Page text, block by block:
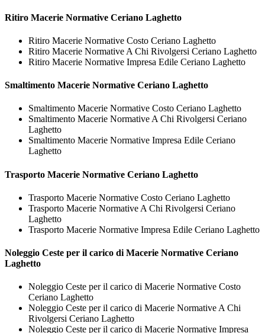
Ritiro Macerie Normative Ceriano Laghetto
Ritiro Macerie Normative Costo Ceriano Laghetto
Ritiro Macerie Normative A Chi Rivolgersi Ceriano Laghetto
Ritiro Macerie Normative Impresa Edile Ceriano Laghetto
Smaltimento Macerie Normative Ceriano Laghetto
Smaltimento Macerie Normative Costo Ceriano Laghetto
Smaltimento Macerie Normative A Chi Rivolgersi Ceriano
Laghetto
Smaltimento Macerie Normative Impresa Edile Ceriano
Laghetto
Trasporto Macerie Normative Ceriano Laghetto
Trasporto Macerie Normative Costo Ceriano Laghetto
Trasporto Macerie Normative A Chi Rivolgersi Ceriano
Laghetto
Trasporto Macerie Normative Impresa Edile Ceriano Laghetto
Noleggio Ceste per il carico di Macerie Normative Ceriano
Laghetto
Noleggio Ceste per il carico di Macerie Normative Costo
Ceriano Laghetto
Noleggio Ceste per il carico di Macerie Normative A Chi
Rivolgersi Ceriano Laghetto
Noleggio Ceste per il carico di Macerie Normative Impresa